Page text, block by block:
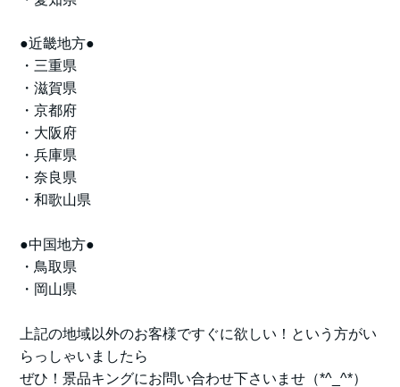
●近畿地方●
・三重県
・滋賀県
・京都府
・大阪府
・兵庫県
・奈良県
・和歌山県
●中国地方●
・鳥取県
・岡山県
上記の地域以外のお客様ですぐに欲しい！という方がい
らっしゃいましたら
ぜひ！景品キングにお問い合わせ下さいませ（*^_^*）